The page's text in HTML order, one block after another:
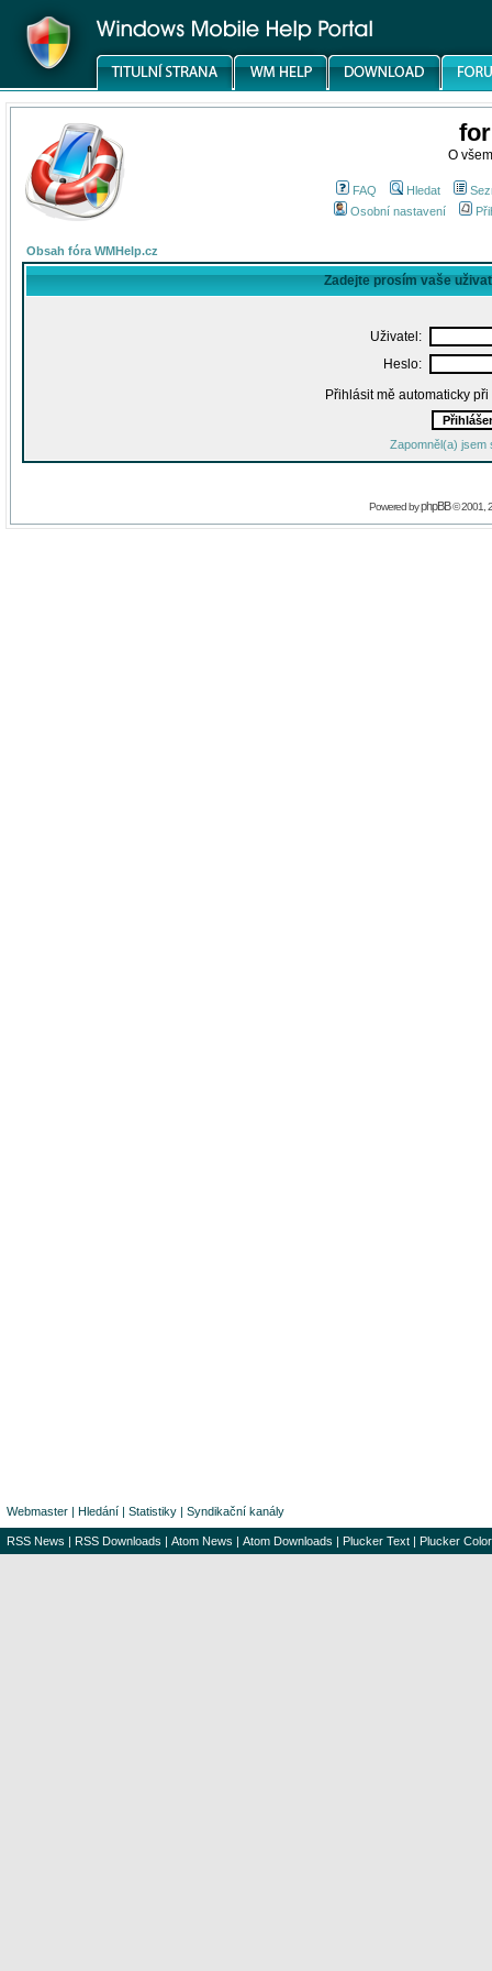
O
FAQ Hledat
Osobní nastavení
Obsah fóra WMHelp.cz
Zadejte prosím vaše
Uživatel:
Heslo:
Přihlásit mě automaticky
Zapomněl(a) jsem
Powered byphpBB© 2001,
Webmaster | Hledání | Statistiky | Syndikační kanály
RSS News | RSS Downloads | Atom News | Atom Downloads | Plucker Text | Plucker Color